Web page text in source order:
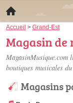
Accueil > Grand-Est
Magasin de
MagasinMusique.com
boutiques musicales
Magasins